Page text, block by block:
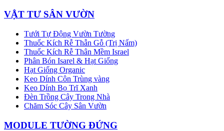
VẬT TƯ SÂN VƯỜN
Tưới Tự Động Vườn Tường
Thuốc Kích Rễ Thẫn Gỗ (Trị Nấm)
Thuốc Kích Rễ Thân Mềm Israel
Phân Bón Isarel & Hạt Giống
Hạt Giống Organic
Keo Dính Côn Trùng vàng
Keo Dính Bọ Trĩ Xanh
Đèn Trồng Cây Trong Nhà
Chăm Sóc Cây Sân Vườn
MODULE TƯỜNG ĐỨNG